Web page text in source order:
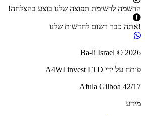
הרשמה לרשימת תפוצה שלנו בוצע בהצלחה!
!אתה כבר רשום לחדשות שלנו
2026 © Ba-li Israel
פותח על ידי A4WI invest LTD
Afula Gilboa 42/17
מידע